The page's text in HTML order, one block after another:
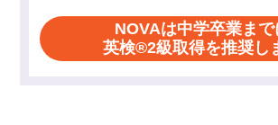
NOVAは中学卒業まで
英検®2級取得を推奨し